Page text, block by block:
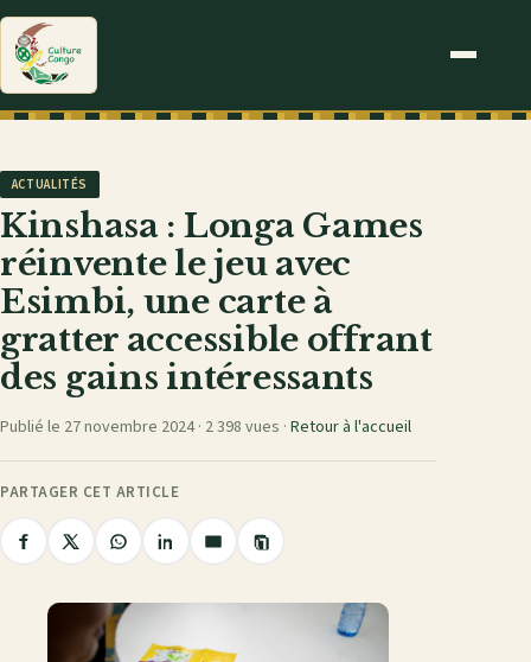
ACTUALITÉS
Kinshasa : Longa Games
réinvente le jeu avec
Esimbi, une carte à
gratter accessible offrant
des gains intéressants
Publié le 27 novembre 2024 · 2 398 vues · Retour à l'accueil
PARTAGER CET ARTICLE
Partager
Facebook
PartagerPartager
WhatsApp
PartagerPartager
mail
Copier
le